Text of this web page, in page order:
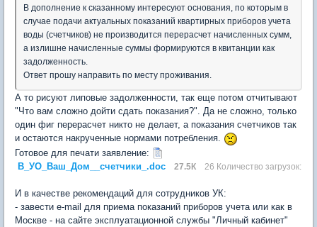
В дополнение к сказанному интересуют основания, по которым в
случае подачи актуальных показаний квартирных приборов учета
воды (счетчиков) не производится перерасчет начисленных сумм,
а излишне начисленные суммы формируются в квитанции как
задолженность.
Ответ прошу направить по месту проживания.
А то рисуют липовые задолженности, так еще потом отчитывают
"Что вам сложно дойти сдать показания?". Да не сложно, только
один фиг перерасчет никто не делает, а показания счетчиков так
и остаются накрученные нормами потребления.
Готовое для печати заявление:
В_УО_Ваш_Дом__счетчики_.doc
27.5К 26 Количество загрузок:
И в качестве рекомендаций для сотрудников УК:
- завести e-mail для приема показаний приборов учета или как в
Москве - на сайте эксплуатационной службы "Личный кабинет"